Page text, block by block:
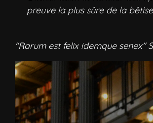
preuve la plus sûre de la
"Rarum est felix idemque senex"